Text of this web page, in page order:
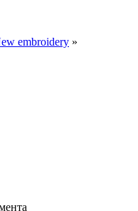
embroidery »